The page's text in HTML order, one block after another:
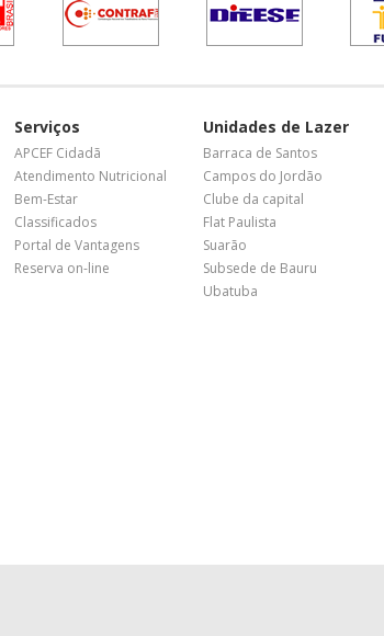
Serviços
APCEF Cidadã
Atendimento Nutricional
Bem-Estar
Classificados
Portal de Vantagens
Reserva on-line
Unidades de Lazer
Barraca de Santos
Campos do Jordão
Clube da capital
Flat Paulista
Suarão
Subsede de Bauru
Ubatuba